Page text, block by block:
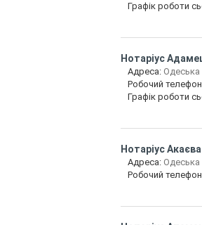
Графік роботи
Нотаріус
Адреса: Одеська
Робочий
Графік роботи
НотаріусАкаєва
Адреса: Одеська
Робочий